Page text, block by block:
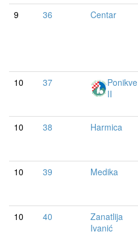
9
36 Centar
10 37
Ponikve
II
10
38 Harmica
10
39 Medika
10
40
Zanatlija
Ivanić